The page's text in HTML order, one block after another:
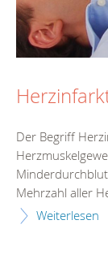
Der Begriff
Mehrzahl aller
Weiterlesen